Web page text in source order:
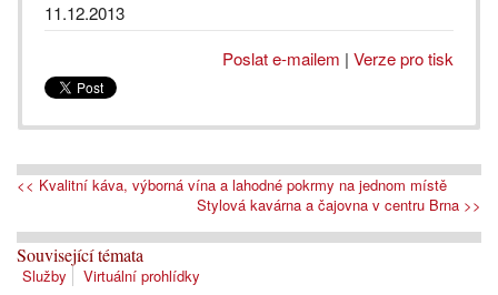
11.12.2013
Poslat e-mailem | Verze pro tisk
<< Kvalitní káva, výborná vína a lahodné pokrmy na jednom místě
Stylová kavárna a čajovna v centru Brna >>
Související témata
Služby Virtuální prohlídky